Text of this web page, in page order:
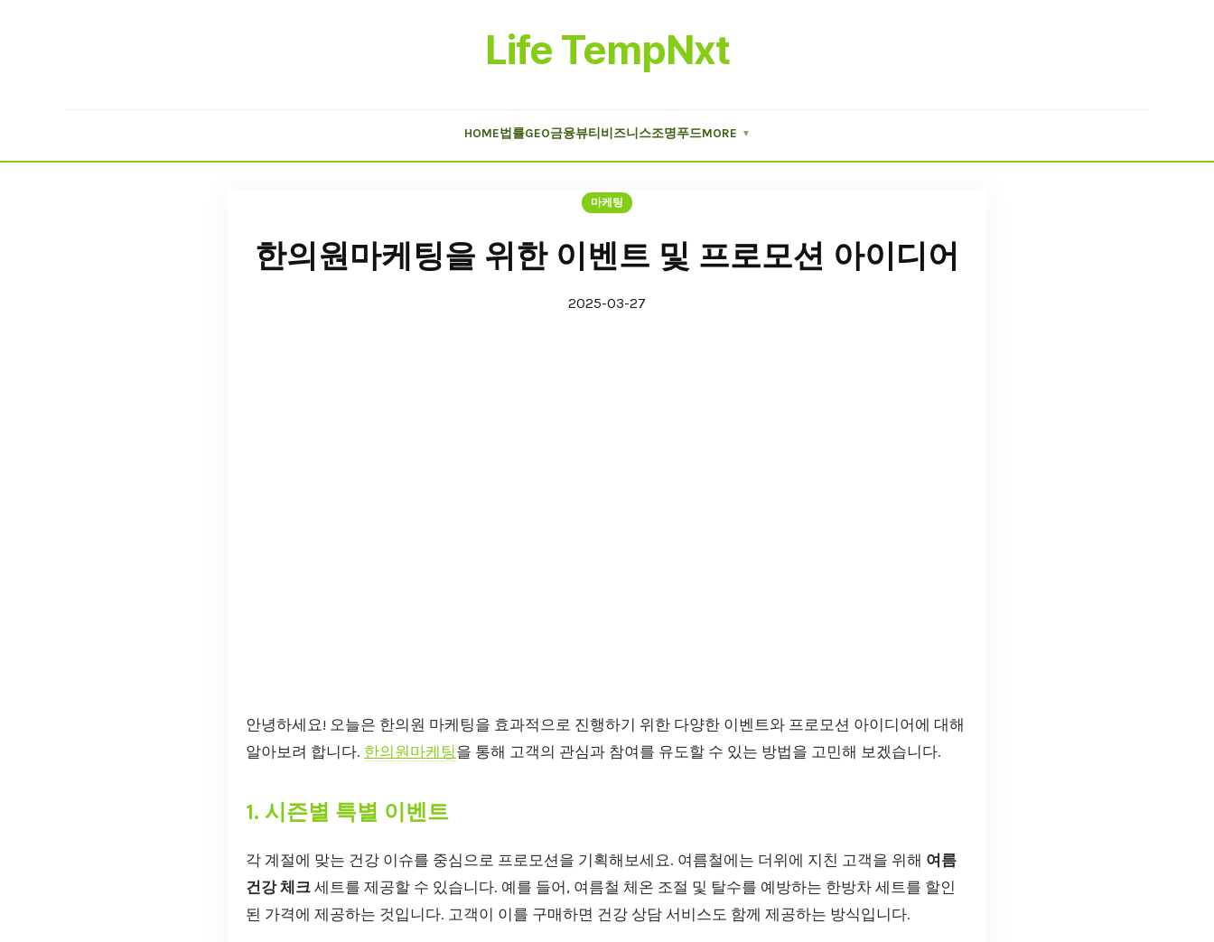
Life TempNxt
HOME법률GEO금융뷰티 비즈니스조명푸드MORE ▼
마케팅
한의원마케팅을 위한 이벤트 및 프로모션 아이디어
2025-03-27
안녕하세요! 오늘은 한의원 마케팅을 효과적으로 진행하기 위한 다양한 이벤트와 프로모션 아이디어에 대해
알아보려 합니다. 한의원마케팅을 통해 고객의 관심과 참여를 유도할 수 있는 방법을 고민해 보겠습니다.
1. 시즌별 특별 이벤트
각 계절에 맞는 건강 이슈를 중심으로 프로모션을 기획해보세요. 여름철에는 더위에 지친 고객을 위해 여름
건강 체크 세트를 제공할 수 있습니다. 예를 들어, 여름철 체온 조절 및 탈수를 예방하는 한방차 세트를 할인
된 가격에 제공하는 것입니다. 고객이 이를 구매하면 건강 상담 서비스도 함께 제공하는 방식입니다.